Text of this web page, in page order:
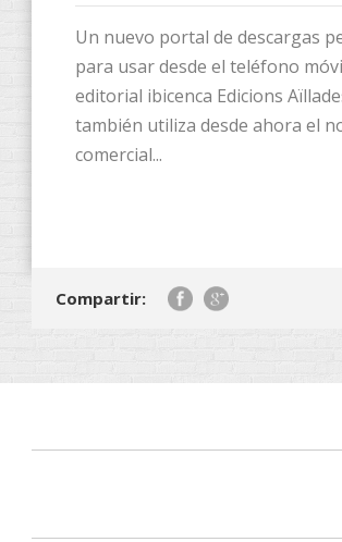
Un nuevo portal de descargas
para usar desde el teléfono
editorial ibicenca Edicions
también utiliza desde ahora el
comercial...
Compartir: